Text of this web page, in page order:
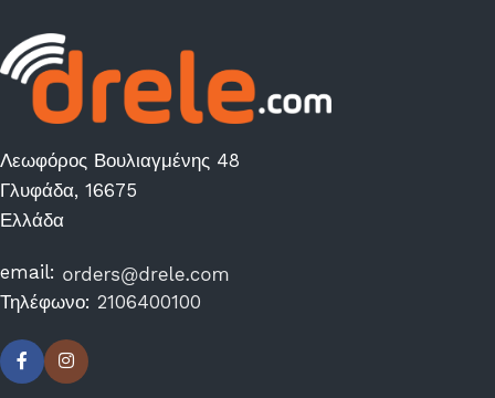
Λεωφόρος Βουλιαγμένης 48
Γλυφάδα, 16675
Ελλάδα
email:
Τηλέφωνο: 2106400100